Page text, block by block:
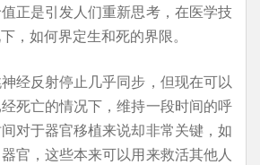
正是引发人们重新思考，在医学技
，如何界定生和死的界限。
经反射停止几乎同步，但现在可以
死亡的情况下，维持一段时间的呼
对于器官移植来说却非常关键，如
官，这些本来可以用来救活其他人